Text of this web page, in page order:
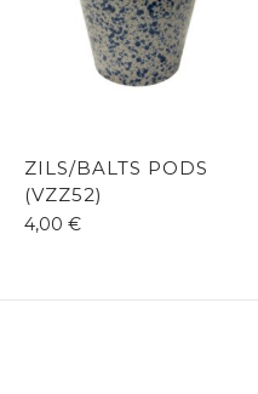
ZILS/BALTS PODS
(VZZ52)
4,00 €